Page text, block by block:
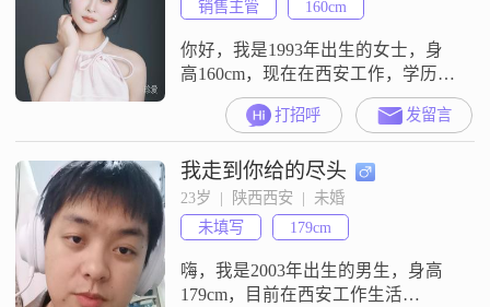
人，我都希望能真诚可靠地去相处#
销售主管
160cm
你好，我是1993年出生的女士，身
高160cm，现在在西安工作，学历是
中专，月收入在12001到20000元之
间##3002##我是一个善解人意的
人，平时比较独立自信，性格乐观
积极，随和易相处，也富有同理
心，做人真诚可靠##3002##在生活
里我比较享受当下，觉得过好每一
天很重要，同时我也是家庭优先的
类型，很看重家人的
打招呼 发留言
我走到你给的尽头
23岁  |  陕西西安  |  未婚
未填写
179cm
嗨，我是2003年出生的男生，身高
179cm，目前在西安工作生活